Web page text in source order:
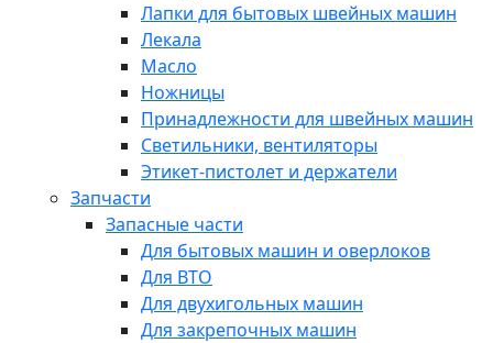
Лапки для бытовых швейных машин
Лекала
Масло
Ножницы
Принадлежности для швейных машин
Светильники, вентиляторы
Этикет-пистолет и держатели
Запчасти
Запасные части
Для бытовых машин и оверлоков
Для ВТО
Для двухигольных машин
Для закрепочных машин